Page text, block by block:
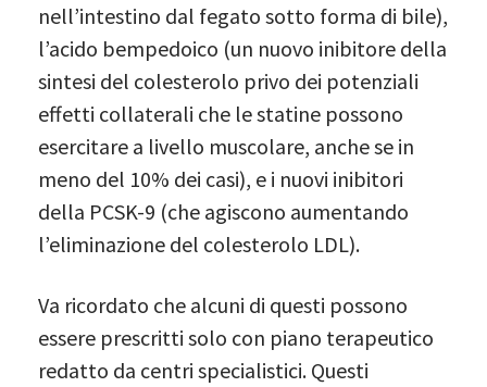
nell’intestino dal fegato sotto forma di bile),
l’acido bempedoico (un nuovo inibitore della
sintesi del colesterolo privo dei potenziali
effetti collaterali che le statine possono
esercitare a livello muscolare, anche se in
meno del 10% dei casi), e i nuovi inibitori
della PCSK-9 (che agiscono aumentando
l’eliminazione del colesterolo LDL).
Va ricordato che alcuni di questi possono
essere prescritti solo con piano terapeutico
redatto da centri specialistici. Questi